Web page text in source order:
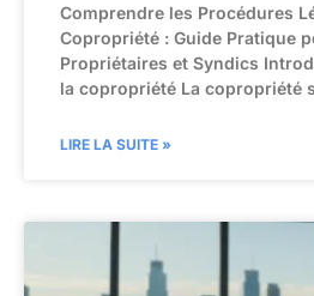
Comprendre les Procédures
Copropriété : Guide Pratique
Propriétaires et Syndics
la copropriété La copropriété
LIRE LA SUITE »